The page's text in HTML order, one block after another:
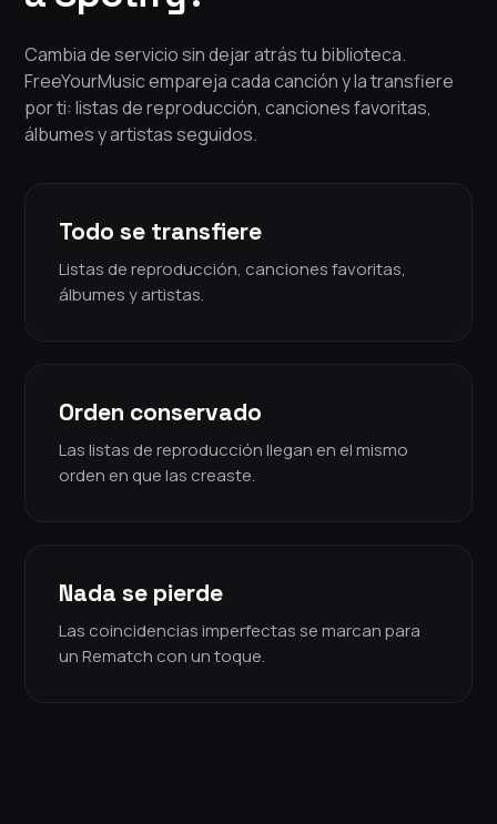
Cambia de servicio sin dejar atrás tu biblioteca.
FreeYourMusic empareja cada canción y la transfiere
por ti: listas de reproducción, canciones favoritas,
álbumes y artistas seguidos.
Todo se transfiere
Listas de reproducción, canciones favoritas,
álbumes y artistas.
Orden conservado
Las listas de reproducción llegan en el mismo
orden en que las creaste.
Nada se pierde
Las coincidencias imperfectas se marcan para
un Rematch con un toque.